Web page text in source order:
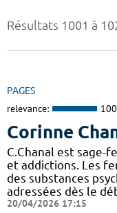
Résultats 1001 à
PAGES
relevance:
Corinne
C.Chanal est sage-
et addictions. Les
des substances
adressées dès le
20/04/2026 17:15